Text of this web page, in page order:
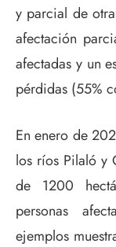
y parcial de
afectación
afectadas y un
pérdidas (55%
En enero de
los ríos Pilaló y
de 1200
personas
ejemplos